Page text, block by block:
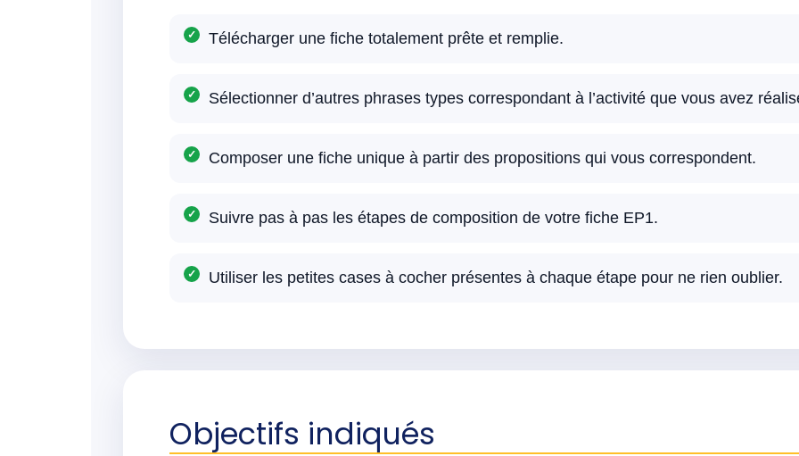
Télécharger une fiche totalement prête et remplie.
Sélectionner d’autres phrases types correspondant à l’activité que vous avez
Composer une fiche unique à partir des propositions qui vous correspondent.
Suivre pas à pas les étapes de composition de votre fiche EP1.
Utiliser les petites cases à cocher présentes à chaque étape pour ne rien oublier.
Objectifs indiqués